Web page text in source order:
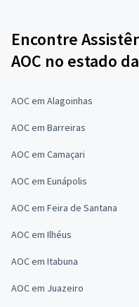
Encontre
AOC no estado
AOC em Alagoinhas
AOC em Barreiras
AOC em Camaçari
AOC em Eunápolis
AOC em Feira de Santana
AOC em Ilhéus
AOC em Itabuna
AOC em Juazeiro